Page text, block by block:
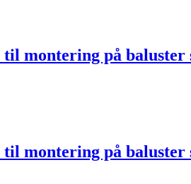
montering på baluster
montering på baluster